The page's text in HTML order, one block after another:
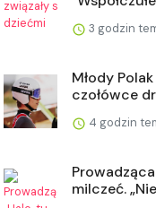
3 godzin
Młody
czołówce
4 godzin
Prowadząca
milczeć.